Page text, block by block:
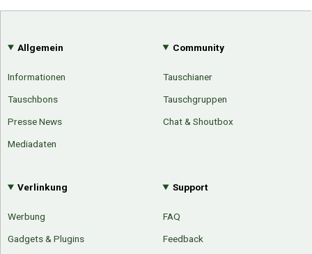
Allgemein
Informationen
Tauschbons
Presse News
Mediadaten
Community
Tauschianer
Tauschgruppen
Chat & Shoutbox
Verlinkung
Werbung
Gadgets & Plugins
Support
FAQ
Feedback